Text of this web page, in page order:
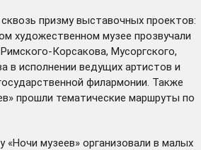
призму выставочных проектов:
художественном музее прозвучали
Корсакова, Мусоргского,
в исполнении ведущих артистов и
филармонии. Также
прошли тематические маршруты по
музеев» организовали в малых